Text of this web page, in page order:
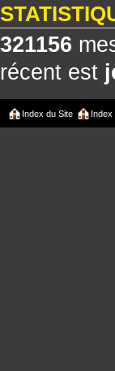
321156
récent est
Index du Site Index